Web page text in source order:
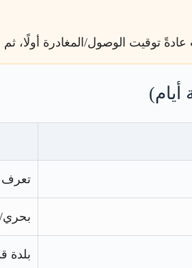
توقيت الوصول/المغادرة أولًا، ثم
تعرف
بلدة